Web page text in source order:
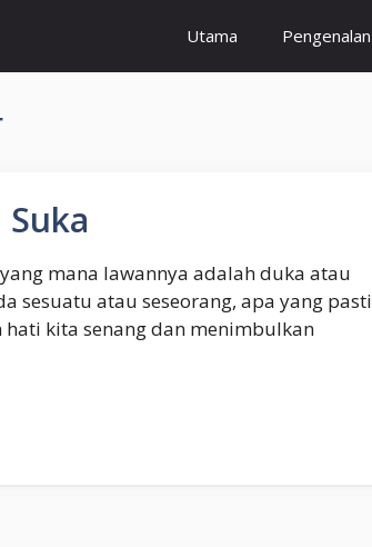
Utama Pengenalan
mana lawannya adalah duka atau
sesuatu atau seseorang, apa yang pasti
kita senang dan menimbulkan